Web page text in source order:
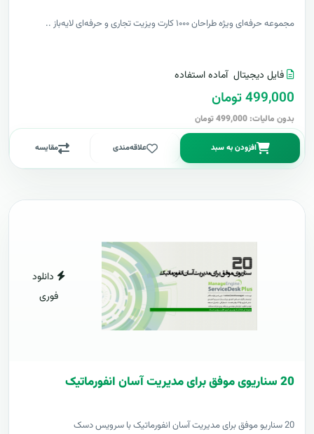
مجموعه حرفه‌ای ویژه طراحان ۱۰۰۰ کارت ویزیت تجاری و حرفه‌ای لایه‌باز ..
فایل دیجیتال آماده استفاده
499,000 تومان
بدون مالیات: 499,000 تومان
افزودن به سبد علاقه‌مندی مقایسه
دانلود
فوری
20 سناریوی موفق برای مدیریت آسان انفورماتیک
20 سناریو موفق برای مدیریت آسان انفورماتیک با سرویس دسک